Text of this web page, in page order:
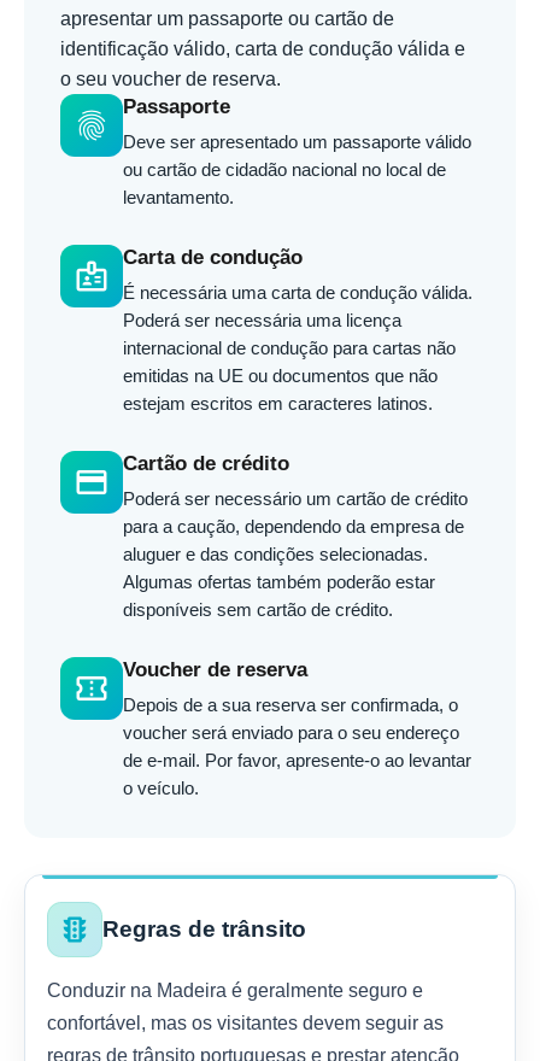
apresentar um passaporte ou cartão de
identificação válido, carta de condução válida e
o seu voucher de reserva.
fingerprint
Passaporte
Deve ser apresentado um passaporte válido
ou cartão de cidadão nacional no local de
levantamento.
badge
Carta de condução
É necessária uma carta de condução válida.
Poderá ser necessária uma licença
internacional de condução para cartas não
emitidas na UE ou documentos que não
estejam escritos em caracteres latinos.
credit_card
Cartão de crédito
Poderá ser necessário um cartão de crédito
para a caução, dependendo da empresa de
aluguer e das condições selecionadas.
Algumas ofertas também poderão estar
disponíveis sem cartão de crédito.
confirmation_number
Voucher de reserva
Depois de a sua reserva ser confirmada, o
voucher será enviado para o seu endereço
de e-mail. Por favor, apresente-o ao levantar
o veículo.
traffic Regras de trânsito
Conduzir na Madeira é geralmente seguro e
confortável, mas os visitantes devem seguir as
regras de trânsito portuguesas e prestar atenção